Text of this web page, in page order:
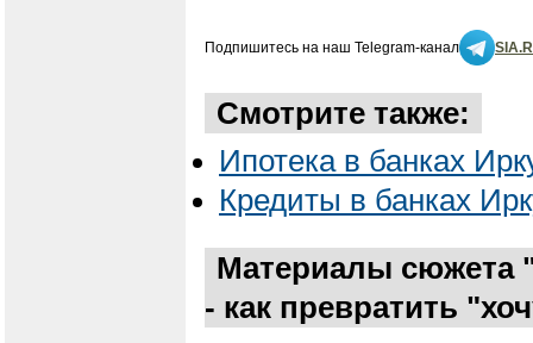
Подпишитесь на наш Telegram-канал
Смотрите также:
Ипотека в банках
Кредиты в банках
Материалы сюжета
- как превратить